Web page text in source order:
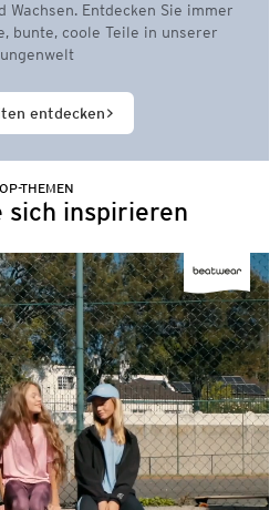
Wachsen. Entdecken Sie immer
bunte, coole Teile in unserer
entdecken
THEMEN
sich inspirieren